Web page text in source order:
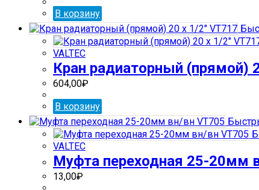
В корзину
VALTEC
Кран радиаторный (прямой)
604,00₽
В корзину
VALTEC
Муфта переходная 25-20мм
13,00₽